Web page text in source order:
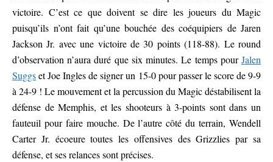
victoire. C’est ce que doivent se dire les joueurs du Magic
puisqu’ils n’ont fait qu’une bouchée des coéquipiers de Jaren
Jackson Jr. avec une victoire de 30 points (118-88). Le round
d’observation n’aura duré que six minutes. Le temps pourJalen
Suggset Joe Ingles de signer un 15-0 pour passer le score de 9-9
à 24-9 ! Le mouvement et la percussion du Magic déstabilisent la
défense de Memphis, et les shooteurs à 3-points sont dans un
fauteuil pour faire mouche. De l’autre côté du terrain, Wendell
Carter Jr. écoeure toutes les offensives des Grizzlies par sa
défense, et ses relances sont précises.